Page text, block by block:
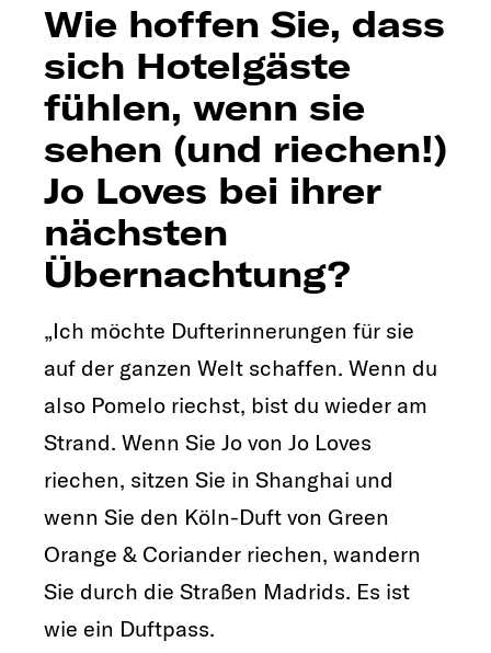
Wie hoffen Sie, dass
sich Hotelgäste
fühlen, wenn sie
sehen (und riechen!)
Jo Loves bei ihrer
nächsten
Übernachtung?
„Ich möchte Dufterinnerungen für sie
auf der ganzen Welt schaffen. Wenn du
also Pomelo riechst, bist du wieder am
Strand. Wenn Sie Jo von Jo Loves
riechen, sitzen Sie in Shanghai und
wenn Sie den Köln-Duft von Green
Orange & Coriander riechen, wandern
Sie durch die Straßen Madrids. Es ist
wie ein Duftpass.